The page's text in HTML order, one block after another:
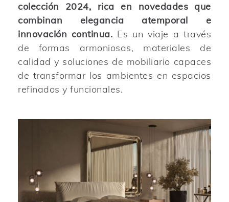
colección 2024, rica en novedades que
combinan elegancia atemporal e
innovación continua. Es un viaje a través
de formas armoniosas, materiales de
calidad y soluciones de mobiliario capaces
de transformar los ambientes en espacios
refinados y funcionales.